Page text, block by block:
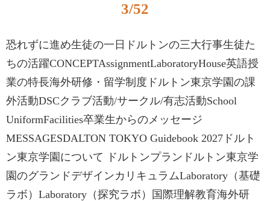
3/52
恐れずに進め生徒の一日ドルトンの三大行事生徒た
ちの活躍CONCEPTAssignmentLaboratoryHouse英語授
業の特長海外研修・留学制度ドルトン東京学園の課
外活動DSCクラブ活動/サークル/有志活動School
UniformFacilities卒業生からのメッセージ
MESSAGESDALTON TOKYO Guidebook 2027ドルト
ン東京学園について ドルトンプランドルトン東京学
園のグランドデザインカリキュラムLaboratory（基礎
ラボ）Laboratory（探究ラボ）国際理解教育海外研